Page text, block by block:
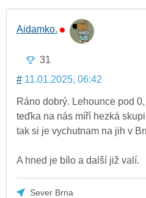
Aidamko.
31
# 11.01.2025, 06:42
Ráno dobrý. Lehounce pod
teďka na nás míří hezká
tak si je vychutnam na jih v
A hned je bílo a další již valí.
Sever Brna